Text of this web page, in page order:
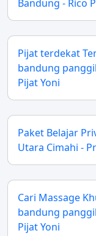
Bandung - Rico
Pijat terdekat
bandung
Pijat Yoni
Paket Belajar
Utara Cimahi -
Cari Massage
bandung
Pijat Yoni